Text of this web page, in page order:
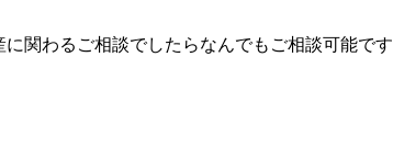
関わるご相談でしたらなんでもご相談可能です